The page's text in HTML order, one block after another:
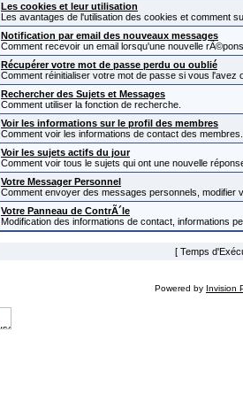
Les cookies et leur utilisation
Les avantages de l'utilisation des cookies et comment
Notification par email des nouveaux messages
Comment recevoir un email lorsqu'une nouvelle
Récupérer votre mot de passe perdu ou oublié
Comment réinitialiser votre mot de passe si vous l'avez
Rechercher des Sujets et Messages
Comment utiliser la fonction de recherche.
Voir les informations sur le profil des membres
Comment voir les informations de contact des membres.
Voir les sujets actifs du jour
Comment voir tous le sujets qui ont une nouvelle
Votre Messager Personnel
Comment envoyer des messages personnels,
Votre Panneau de ContrÃ´le
Modification des informations de contact, informations
[ Temps
Powered by Invision